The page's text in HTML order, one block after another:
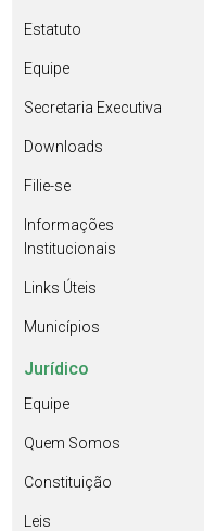
Estatuto
Equipe
Secretaria Executiva
Downloads
Filie-se
Informações
Institucionais
Links Úteis
Municípios
Jurídico
Equipe
Quem Somos
Constituição
Leis